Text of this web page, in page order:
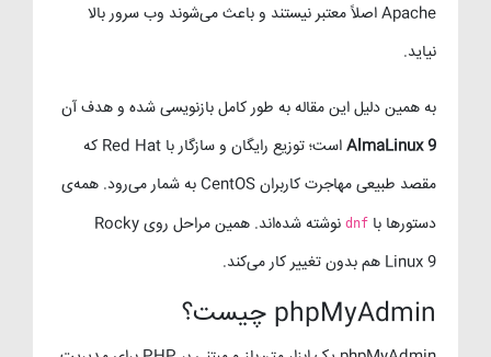
Apache اصلاً معتبر نیستند و باعث می‌شوند وب سرور بالا
نیاید.
به همین دلیل این مقاله به طور کامل بازنویسی شده و هدف آن
AlmaLinux 9
است؛ توزیع رایگان و سازگار با Red Hat که
مقصد طبیعی مهاجرت کاربران CentOS به شمار می‌رود. همه‌ی
دستورها با dnf
نوشته شده‌اند. همین مراحل روی Rocky
Linux 9 هم بدون تغییر کار می‌کند.
phpMyAdmin چیست؟